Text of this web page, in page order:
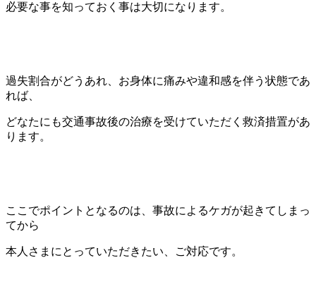
必要な事を知っておく事は大切になります。
過失割合がどうあれ、お身体に痛みや違和感を伴う状態であ
れば、
どなたにも交通事故後の治療を受けていただく救済措置があ
ります。
ここでポイントとなるのは、事故によるケガが起きてしまっ
てから
本人さまにとっていただきたい、ご対応です。